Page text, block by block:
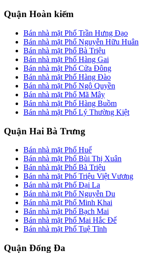
Quận Hoàn kiếm
Bán nhà mặt Phố Trần Hưng Đạo
Bán nhà mặt Phố Nguyễn Hữu Huân
Bán nhà mặt Phố Bà Triệu
Bán nhà mặt Phố Hàng Gai
Bán nhà mặt Phố Cửa Đông
Bán nhà mặt Phố Hàng Đào
Bán nhà mặt Phố Ngô Quyền
Bán nhà mặt Phố Mã Mây
Bán nhà mặt Phố Hàng Buồm
Bán nhà mặt Phố Lý Thường Kiệt
Quận Hai Bà Trưng
Bán nhà mặt Phố Huế
Bán nhà mặt Phố Bùi Thị Xuân
Bán nhà mặt Phố Bà Triệu
Bán nhà mặt Phố Triệu Việt Vương
Bán nhà mặt Phố Đại La
Bán nhà mặt Phố Nguyễn Du
Bán nhà mặt Phố Minh Khai
Bán nhà mặt Phố Bạch Mai
Bán nhà mặt Phố Mai Hắc Đế
Bán nhà mặt Phố Tuệ Tĩnh
Quận Đống Đa